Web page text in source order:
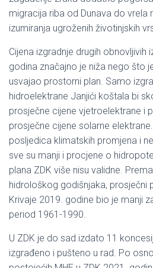
migracija riba od Dunava do vrela
izumiranja ugroženih životinjskih
Cijena izgradnje drugih obnovljivih
godina značajno je niža nego što
usvajao prostorni plan. Samo
hidroelektrane Janjići koštala bi
prosječne cijene vjetroelektrane i
prosječne cijene solarne
posljedica klimatskih promjena i
sve su manji i procjene o
plana ZDK više nisu validne.
hidrološkog godišnjaka, prosječni
Krivaje 2019. godine bio je manji
period 1961-1990.
U ZDK je do sad izdato 11
izgrađeno i pušteno u rad. Po